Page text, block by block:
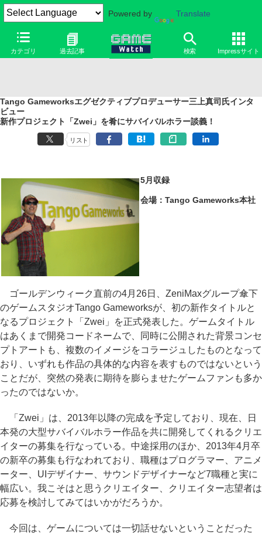
Powered by Translate
カテゴリ 過去記事 検索 Impressサイト
Tango Gameworksエグゼクティブプロデューサー三上真司氏インタ
ビュー
新作プロジェクト「Zwei」を肴にサバイバルホラー談義！
リスト
5月収録
会場：Tango Gameworks本社
ゴールデンウィーク直前の4月26日、ZeniMaxグループ傘下
のゲームスタジオTango Gameworksが、初の新作タイトルと
なるプロジェクト「Zwei」を正式発表した。ゲームタイトル
はあくまで開発コードネームで、同時に公開された背景コンセ
プトアートも、複数のイメージをコラージュしたものとなって
おり、いずれも作品の具体的な内容を表すものではないという
ことだが、突然の発表に期待を膨らませたゲームファンも多か
ったのではないか。
「Zwei」は、2013年以降の完成を予定しており、現在、日
本発の大型サバイバルホラー作品を共に開発してくれるクリエ
イターの募集を行なっている。中途採用のほか、2013年4月卒
の新卒の募集も行なわれており、職種はプログラマー、アニメ
ーター、UIデザイナー、サウンドデザイナーなど7職種と実に
幅広い。我こそはと思うクリエイター、クリエイター志望者は
応募を検討してみてはいかがだろうか。
今回は、ゲームについては一切話せないということだった